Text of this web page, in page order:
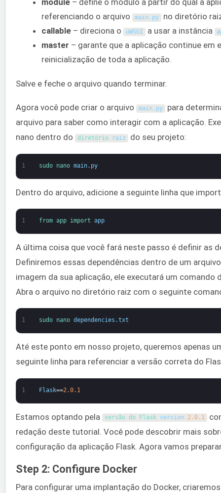
module – define o módulo a partir do qual a
referenciando o arquivo
main . py no diretório
callable – direciona o uWSGI a usar a instância
master – garante que a aplicação continue em
reinicialização de toda a aplicação.
Salve e feche o arquivo quando terminar.
Agora você pode criar o arquivo main . py para
arquivo para saber como interagir com a aplicação.
nano dentro do
diretório raiz do seu projeto:
1 sudo nano main. py
Dentro do arquivo, adicione a seguinte linha que
1 from app import app
A última coisa que você fará neste passo é definir as
Definiremos essas dependências dentro de um
imagem da sua aplicação, ele executará um comando
Abra o arquivo no diretório raiz com o seguinte
1 sudo nano dependencies .txt
Até este ponto em nosso projeto, queremos apenas
seguinte linha para referenciar a versão correta do
1 Flask==2.0.1
Estamos optando pela versão do Flask version 2.0.1
redação deste tutorial. Você pode descobrir mais
configuração da aplicação Flask. Agora vamos
Step 2: Configure Docker
Para configurar uma implantação do Docker,